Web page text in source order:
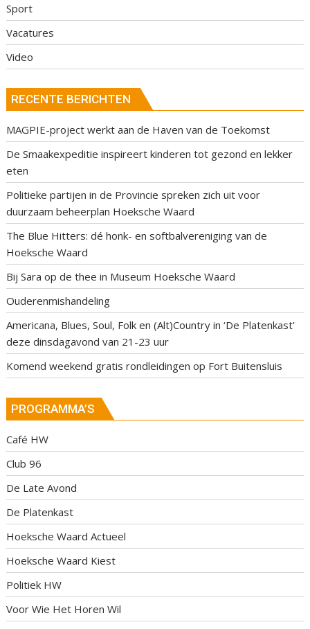
Sport
Vacatures
Video
RECENTE BERICHTEN
MAGPIE-project werkt aan de Haven van de Toekomst
De Smaakexpeditie inspireert kinderen tot gezond en lekker
eten
Politieke partijen in de Provincie spreken zich uit voor
duurzaam beheerplan Hoeksche Waard
The Blue Hitters: dé honk- en softbalvereniging van de
Hoeksche Waard
Bij Sara op de thee in Museum Hoeksche Waard
Ouderenmishandeling
Americana, Blues, Soul, Folk en (Alt)Country in ‘De Platenkast’
deze dinsdagavond van 21-23 uur
Komend weekend gratis rondleidingen op Fort Buitensluis
PROGRAMMA’S
Café HW
Club 96
De Late Avond
De Platenkast
Hoeksche Waard Actueel
Hoeksche Waard Kiest
Politiek HW
Voor Wie Het Horen Wil